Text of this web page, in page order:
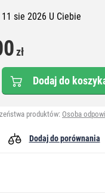
11 sie 2026 U Ciebie
zł
Dodaj do
produktów: Osoba
Dodaj do porównania